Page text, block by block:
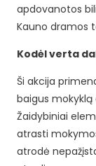
apdovanotos
Kauno dramos
Kodėl verta
Ši akcija
baigus
Žaidybiniai
atrasti
atrodė